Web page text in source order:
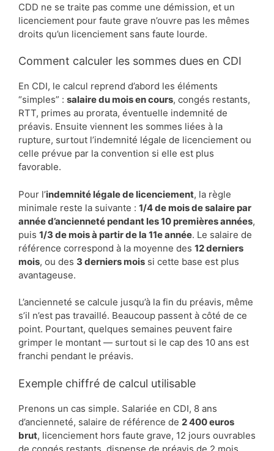
CDD ne se traite pas comme une démission, et un
licenciement pour faute grave n’ouvre pas les mêmes
droits qu’un licenciement sans faute lourde.
Comment calculer les sommes dues en CDI
En CDI, le calcul reprend d’abord les éléments
“simples” : salaire du mois en cours, congés restants,
RTT, primes au prorata, éventuelle indemnité de
préavis. Ensuite viennent les sommes liées à la
rupture, surtout l’indemnité légale de licenciement ou
celle prévue par la convention si elle est plus
favorable.
Pour l’indemnité légale de licenciement, la règle
minimale reste la suivante : 1/4 de mois de salaire par
année d’ancienneté pendant les 10 premières années,
puis 1/3 de mois à partir de la 11e année. Le salaire de
référence correspond à la moyenne des 12 derniers
mois, ou des 3 derniers mois si cette base est plus
avantageuse.
L’ancienneté se calcule jusqu’à la fin du préavis, même
s’il n’est pas travaillé. Beaucoup passent à côté de ce
point. Pourtant, quelques semaines peuvent faire
grimper le montant — surtout si le cap des 10 ans est
franchi pendant le préavis.
Exemple chiffré de calcul utilisable
Prenons un cas simple. Salariée en CDI, 8 ans
d’ancienneté, salaire de référence de 2 400 euros
brut, licenciement hors faute grave, 12 jours ouvrables